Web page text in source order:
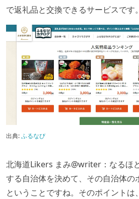
で返礼品と交換できるサービスです。
出典:ふるなび
北海道Likers まみ@writer：なるほ
する自治体を決めて、その自治体の
ということですね。そのポイントは